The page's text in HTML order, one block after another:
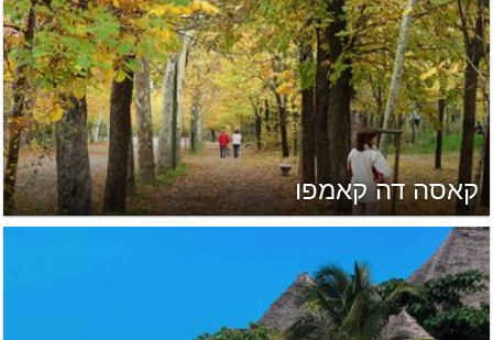
קאסה דה קאמפו